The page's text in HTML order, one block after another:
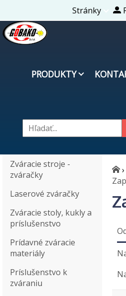
Stránky
PRODUKTY
Zváracie stroje -
zváračky
Laserové zváračky
Zváracie stoly, kukly a
príslušenstvo
Prídavné zváracie
materiály
Príslušenstvo k
zváraniu
›